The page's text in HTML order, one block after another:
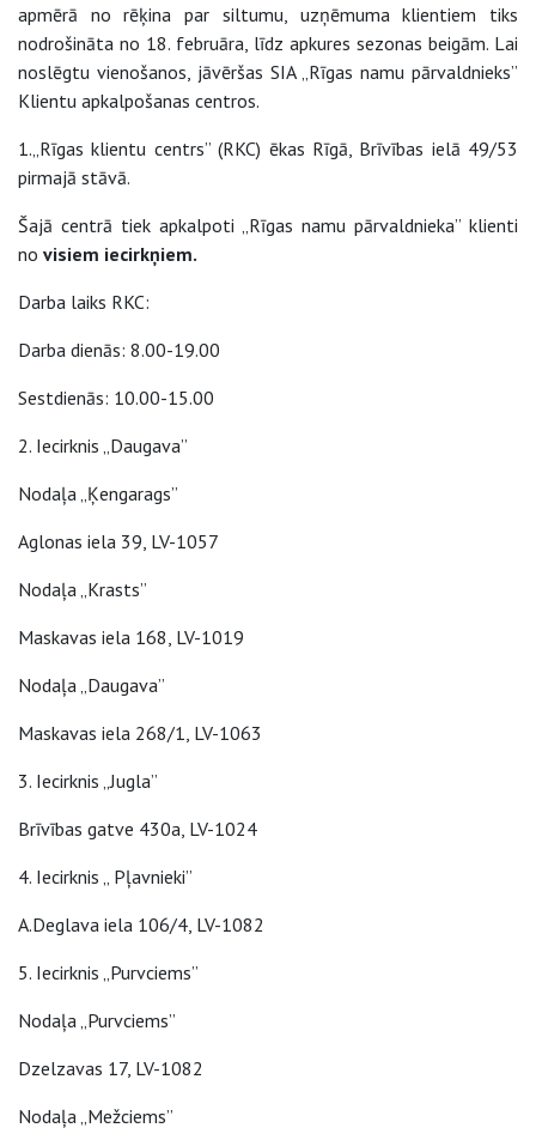
apmērā no rēķina par siltumu, uzņēmuma klientiem tiks
nodrošināta no 18. februāra, līdz apkures sezonas beigām. Lai
noslēgtu vienošanos, jāvēršas SIA „Rīgas namu pārvaldnieks”
Klientu apkalpošanas centros.
1.„Rīgas klientu centrs” (RKC) ēkas Rīgā, Brīvības ielā 49/53
pirmajā stāvā.
Šajā centrā tiek apkalpoti „Rīgas namu pārvaldnieka” klienti
no visiem iecirkņiem.
Darba laiks RKC:
Darba dienās: 8.00-19.00
Sestdienās: 10.00-15.00
2. Iecirknis „Daugava”
Nodaļa „Ķengarags”
Aglonas iela 39, LV-1057
Nodaļa „Krasts”
Maskavas iela 168, LV-1019
Nodaļa „Daugava”
Maskavas iela 268/1, LV-1063
3. Iecirknis „Jugla”
Brīvības gatve 430a, LV-1024
4. Iecirknis „ Pļavnieki”
A.Deglava iela 106/4, LV-1082
5. Iecirknis „Purvciems”
Nodaļa „Purvciems”
Dzelzavas 17, LV-1082
Nodaļa „Mežciems”